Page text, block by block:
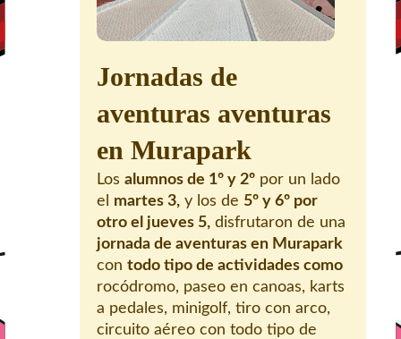
Jornadas de
aventuras aventuras
en Murapark
Los alumnos de 1º y 2º por un lado
el martes 3, y los de 5º y 6º por
otro el jueves 5, disfrutaron de una
jornada de aventuras en Murapark
con todo tipo de actividades como
rocódromo, paseo en canoas, karts
a pedales, minigolf, tiro con arco,
circuito aéreo con todo tipo de